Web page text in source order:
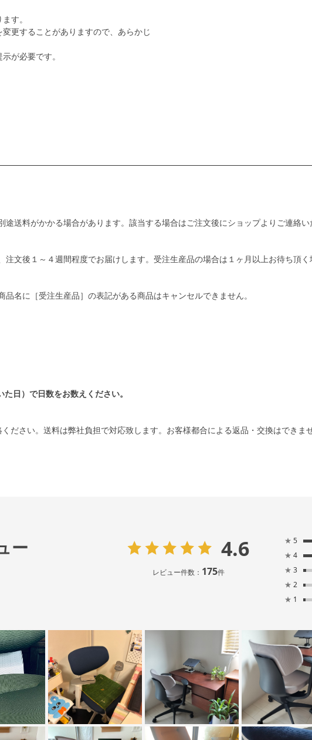
す。
更することがありますので、あらかじ
が必要です。
送料がかかる場合があります。該当する場合はご注文後にショップよりご連絡い
文後１～４週間程度でお届けします。受注生産品の場合は１ヶ月以上お待ち頂く
名に［受注生産品］の表記がある商品はキャンセルできません。
日）で日数をお数えください。
ださい。送料は弊社負担で対応致します。お客様都合による返品・交換はできませ
ー 4.6
レビュー件数： 175件
★ 5
★ 4
★ 3
★ 2
★ 1